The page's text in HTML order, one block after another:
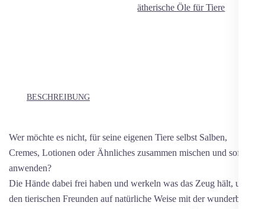
ätherische Öle für Tiere
BESCHREIBUNG
Wer möchte es nicht, für seine eigenen Tiere selbst Salben,
Cremes, Lotionen oder Ähnliches zusammen mischen und sofort
anwenden?
Die Hände dabei frei haben und werkeln was das Zeug hält, um
den tierischen Freunden auf natürliche Weise mit der wunderbaren